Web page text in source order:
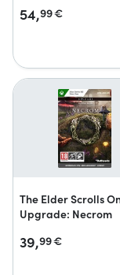
54,99€
The Elder Scrolls
Upgrade: Necrom
39,99€